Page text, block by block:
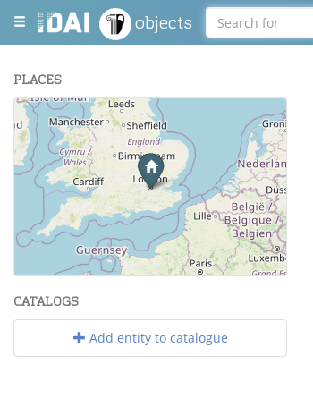
objects
PLACES
+
−
Leaflet| Maps and Data ©OpenStreetMap.
CATALOGS
Add entity to catalogue